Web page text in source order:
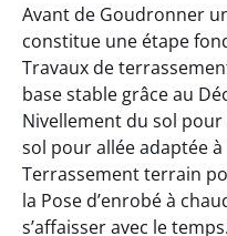
Avant de Goudronner
constitue une étape
Travaux de
base stable grâce au
Nivellement du sol
sol pour allée adaptée
Terrassement terrain
la Pose d’enrobé à
s’affaisser avec le